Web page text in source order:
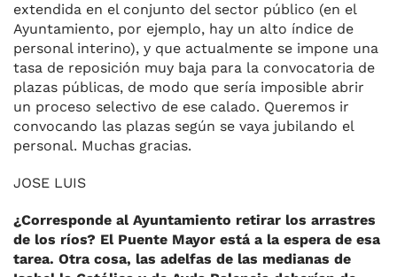
extendida en el conjunto del sector público (en el
Ayuntamiento, por ejemplo, hay un alto índice de
personal interino), y que actualmente se impone una
tasa de reposición muy baja para la convocatoria de
plazas públicas, de modo que sería imposible abrir
un proceso selectivo de ese calado. Queremos ir
convocando las plazas según se vaya jubilando el
personal. Muchas gracias.
JOSE LUIS
¿Corresponde al Ayuntamiento retirar los arrastres
de los ríos? El Puente Mayor está a la espera de esa
tarea. Otra cosa, las adelfas de las medianas de